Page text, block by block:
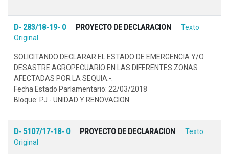
D- 283/18-19- 0 PROYECTO DE DECLARACION
Texto
Original
SOLICITANDO DECLARAR EL ESTADO DE EMERGENCIA Y/O
DESASTRE AGROPECUARIO EN LAS DIFERENTES ZONAS
AFECTADAS POR LA SEQUIA.-.
Fecha Estado Parlamentario: 22/03/2018
Bloque: PJ - UNIDAD Y RENOVACION
D- 5107/17-18- 0 PROYECTO DE DECLARACION
Texto
Original